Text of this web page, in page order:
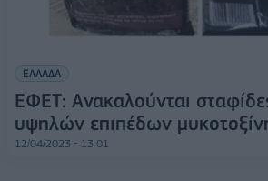
ΕΛΛΑΔΑ
ΕΦΕΤ: Ανακαλoύνται
υψηλών επιπέδων
12/04/2023 - 13:01